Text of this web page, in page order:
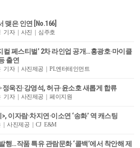
맺은 인연 [No.166]
기자 | 사진 | 심주호
컬 페스티벌’ 2차 라인업 공개…홍광호·마이클
출연
기자 | 사진제공 | PL엔터테인먼트
욱진·강영석, 허규·윤소호 새롭게 합류
기자 | 사진제공 | 페이지원
이자람·차지연·이소연 ‘송화’ 역 캐스팅
| 사진제공 | CJ E&M
행…작품 특유 관람문화 ‘콜백’에서 착안해 제